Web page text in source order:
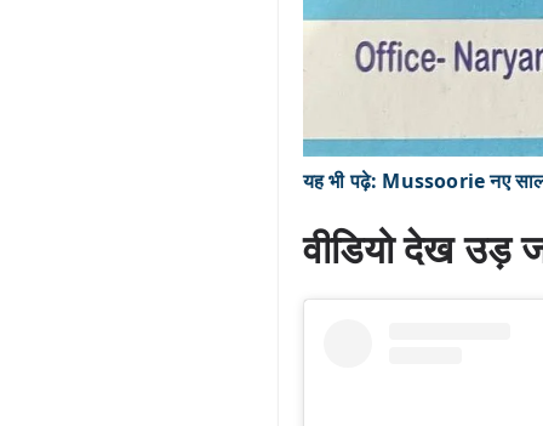
यह भी पढ़े: Mussoorie नए
वीडियो देख उड़